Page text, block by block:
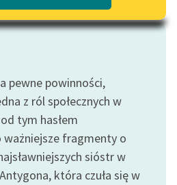
pewne powinności,
z ról społecznych w
tym hasłem
fragmenty o
sióstr w
która czuła się w